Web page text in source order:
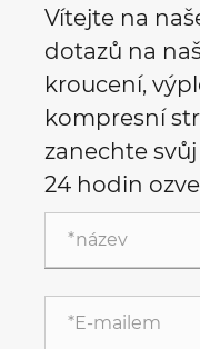
Vítejte na
dotazů na
kroucení,
kompresní
zanechte
24 hodin